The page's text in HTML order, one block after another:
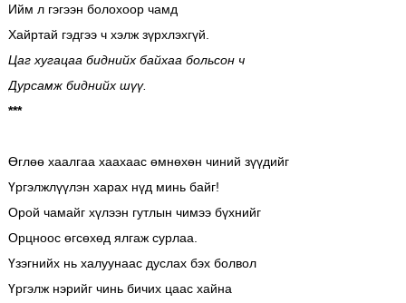
Ийм л гэгээн болохоор чамд
Хайртай гэдгээ ч хэлж зүрхлэхгүй.
Цаг хугацаа биднийх байхаа больсон ч
Дурсамж биднийх шүү.
***
Өглөө хаалгаа хаахаас өмнөхөн чиний зүүдийг
Үргэлжлүүлэн харах нүд минь байг!
Орой чамайг хүлээн гутлын чимээ бүхнийг
Орцноос өгсөхөд ялгаж сурлаа.
Үзэгнийх нь халуунаас дуслах бэх болвол
Үргэлж нэрийг чинь бичих цаас хайна